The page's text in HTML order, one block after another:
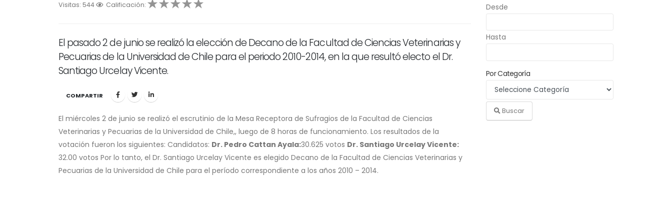
Desde
Hasta
Por Categoría
Buscar
Visitas: 544 Calificación:
1 2 3 4 5
El pasado 2 de junio se realizó la elección de Decano de la Facultad de Ciencias Veterinarias y
Pecuarias de la Universidad de Chile para el periodo 2010-2014, en la que resultó electo el Dr.
Santiago Urcelay Vicente.
COMPARTIR
El miércoles 2 de junio se realizó el escrutinio de la Mesa Receptora de Sufragios de la Facultad de Ciencias
Veterinarias y Pecuarias de la Universidad de Chile,, luego de 8 horas de funcionamiento. Los resultados de la
votación fueron los siguientes: Candidatos: Dr. Pedro Cattan Ayala:30.625 votos Dr. Santiago Urcelay Vicente:
32.00 votos Por lo tanto, el Dr. Santiago Urcelay Vicente es elegido Decano de la Facultad de Ciencias Veterinarias y
Pecuarias de la Universidad de Chile para el período correspondiente a los años 2010 – 2014.